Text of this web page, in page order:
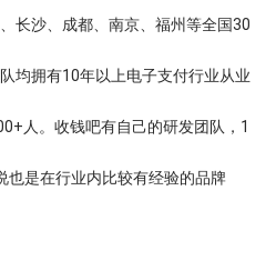
长沙、成都、南京、福州等全国30
均拥有10年以上电子支付行业从业
人。收钱吧有自己的研发团队，1
也是在行业内比较有经验的品牌